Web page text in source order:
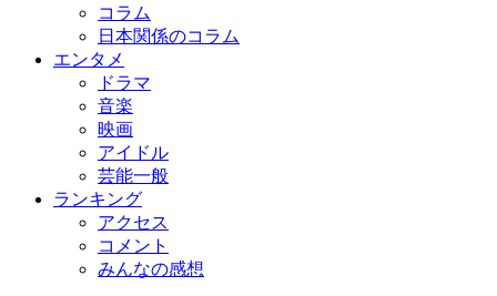
コラム
日本関係のコラム
エンタメ
ドラマ
音楽
映画
アイドル
芸能一般
ランキング
アクセス
コメント
みんなの感想